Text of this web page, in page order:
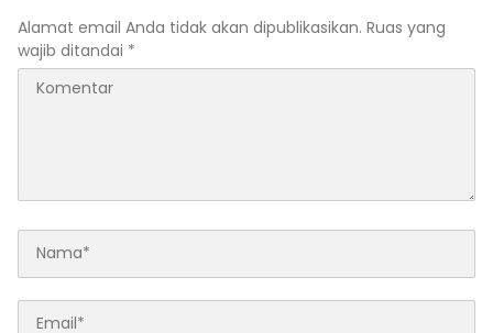
Alamat email Anda tidak akan dipublikasikan. Ruas yang
wajib ditandai *